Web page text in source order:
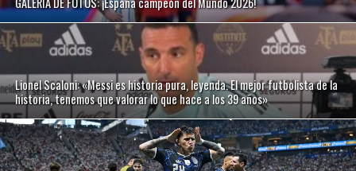
Lionel Scaloni: «Messi es historia pura, leyenda. El mejor futbolista de la
historia, tenemos que valorar lo que hace a los 39 años»